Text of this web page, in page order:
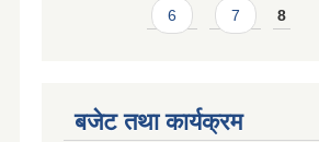
6 7 8
बजेट तथा कार्यक्रम